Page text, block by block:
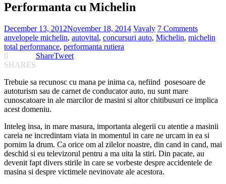
Performanta cu Michelin
December 13, 2012November 18, 2014 Vavaly 7 Comments
anvelopele michelin, autovital, concursuri auto, Michelin, michelin
total performance, performanta rutiera
0
SHARES
ShareTweet
Trebuie sa recunosc cu mana pe inima ca, nefiind posesoare de
autoturism sau de carnet de conducator auto, nu sunt mare
cunoscatoare in ale marcilor de masini si altor chitibusuri ce implica
acest domeniu.
Inteleg insa, in mare masura, importanta alegerii cu atentie a masinii
careia ne incredintam viata in momentul in care ne urcam in ea si
pornim la drum. Ca orice om al zilelor noastre, din cand in cand, mai
deschid si eu televizorul pentru a ma uita la stiri. Din pacate, au
devenit fapt divers stirile in care se vorbeste despre accidentele de
masina si despre victimele nevinovate ale acestora.